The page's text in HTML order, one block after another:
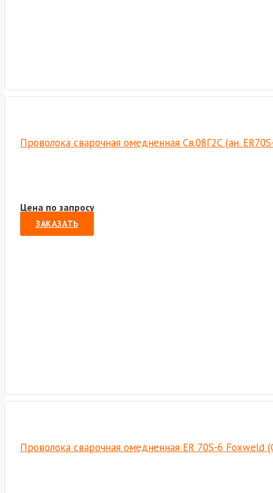
Проволока сварочная омедненная Св.08Г2С (ан.
Цена по запросу
ЗАКАЗАТЬ
Проволока сварочная омедненная ER 70S-6